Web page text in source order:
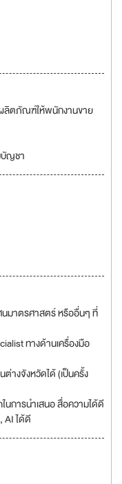
ตภัณฑ์ให้พนักงานขาย
ญชา
มาตรศาสตร์ หรืออื่นๆ ที่
ทางด้านเครื่องมือ
างจังหวัดได้ (เป็นครั้ง
การนำเสนอ สื่อความได้ดี
AI ได้ดี